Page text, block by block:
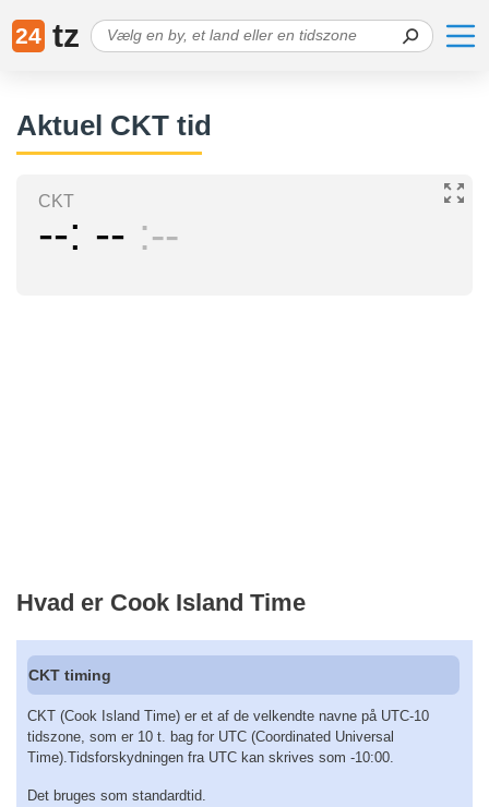
24 tz
Aktuel CKT tid
CKT
-- -- --
Hvad er Cook Island Time
CKT timing
CKT (Cook Island Time) er et af de velkendte navne på UTC-10
tidszone, som er 10 t. bag for UTC (Coordinated Universal
Time).Tidsforskydningen fra UTC kan skrives som -10:00.
Det bruges som standardtid.